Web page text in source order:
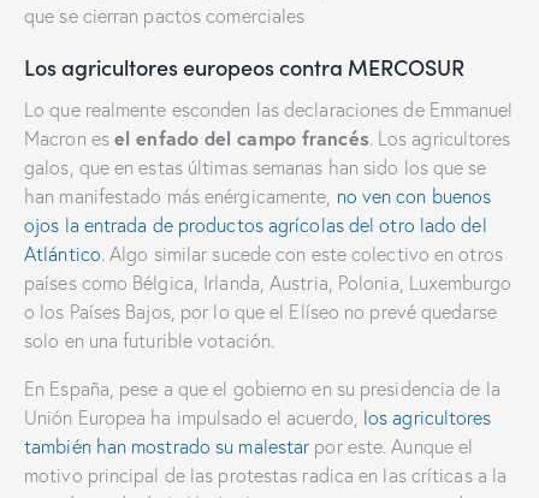
que se cierran pactos comerciales
Los agricultores europeos contra MERCOSUR
Lo que realmente esconden las declaraciones de Emmanuel
Macron es el enfado del campo francés. Los agricultores
galos, que en estas últimas semanas han sido los que se
han manifestado más enérgicamente, no ven con buenos
ojos la entrada de productos agrícolas del otro lado del
Atlántico. Algo similar sucede con este colectivo en otros
países como Bélgica, Irlanda, Austria, Polonia, Luxemburgo
o los Países Bajos, por lo que el Elíseo no prevé quedarse
solo en una futurible votación.
En España, pese a que el gobierno en su presidencia de la
Unión Europea ha impulsado el acuerdo, los agricultores
también han mostrado su malestar por este. Aunque el
motivo principal de las protestas radica en las críticas a la